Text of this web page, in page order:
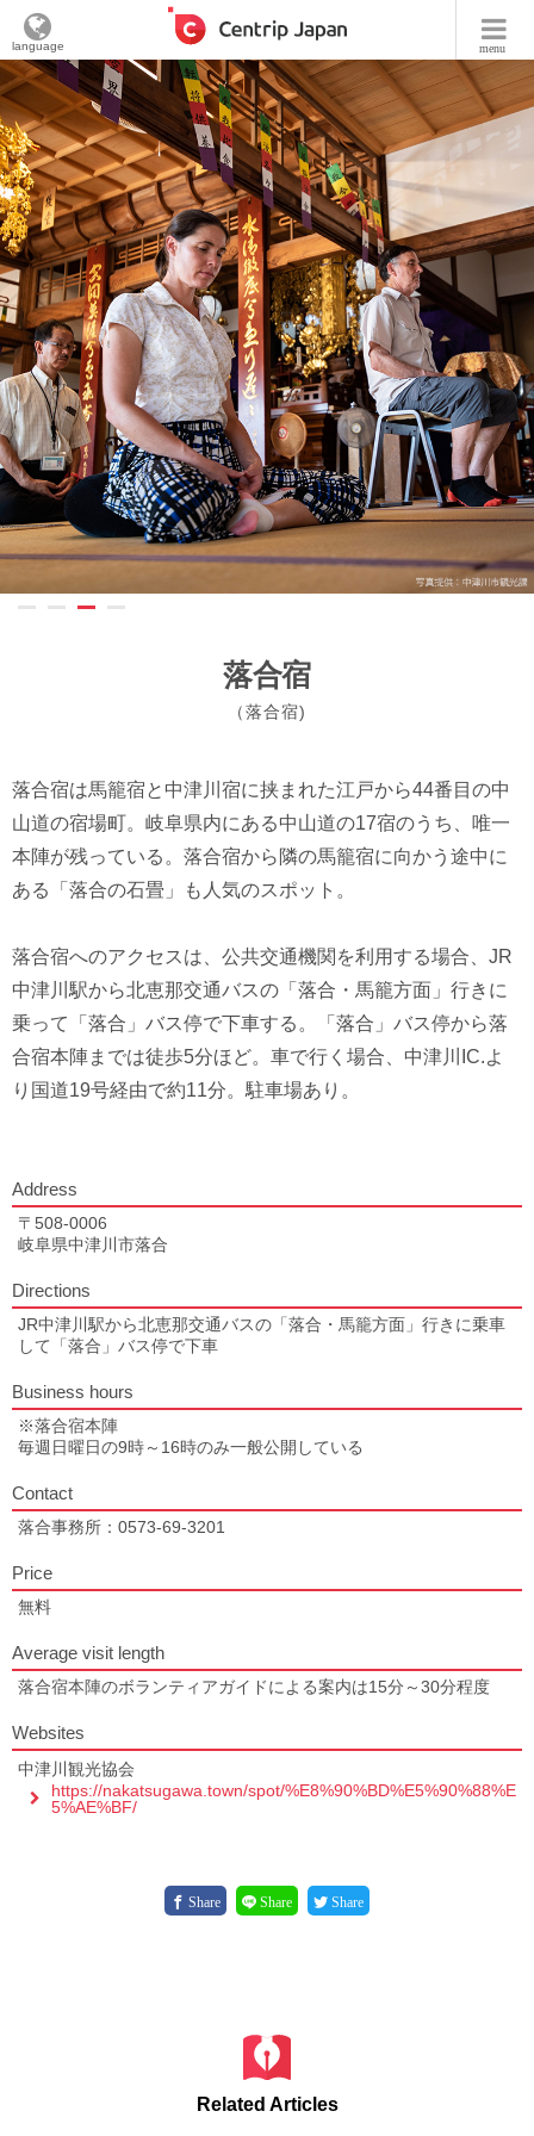
menu
language
落合宿
（落合宿)
落合宿は馬籠宿と中津川宿に挟まれた江戸から44番目の中
山道の宿場町。岐阜県内にある中山道の17宿のうち、唯一
本陣が残っている。落合宿から隣の馬籠宿に向かう途中に
ある「落合の石畳」も人気のスポット。
落合宿へのアクセスは、公共交通機関を利用する場合、JR
中津川駅から北恵那交通バスの「落合・馬籠方面」行きに
乗って「落合」バス停で下車する。「落合」バス停から落
合宿本陣までは徒歩5分ほど。車で行く場合、中津川IC.よ
り国道19号経由で約11分。駐車場あり。
Address
〒508-0006
岐阜県中津川市落合
Directions
JR中津川駅から北恵那交通バスの「落合・馬籠方面」行きに乗車
して「落合」バス停で下車
Business hours
※落合宿本陣
毎週日曜日の9時～16時のみ一般公開している
Contact
落合事務所：0573-69-3201
Price
無料
Average visit length
落合宿本陣のボランティアガイドによる案内は15分～30分程度
Websites
中津川観光協会
https://nakatsugawa.town/spot/%E8%90%BD%E5%90%88%E
5%AE%BF/
Share Share Share
Related Articles